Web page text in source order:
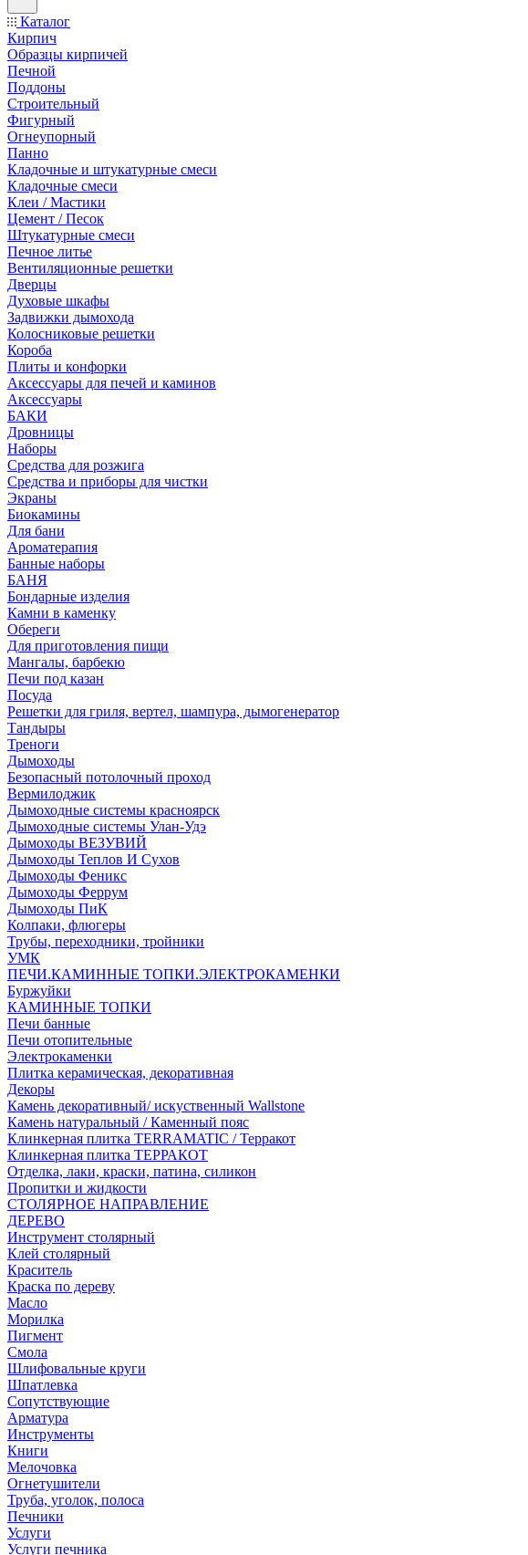
Каталог
Кирпич
Образцы кирпичей
Печной
Поддоны
Строительный
Фигурный
Огнеупорный
Панно
Кладочные и штукатурные смеси
Кладочные смеси
Клеи / Мастики
Цемент / Песок
Штукатурные смеси
Печное литье
Вентиляционные решетки
Дверцы
Духовые шкафы
Задвижки дымохода
Колосниковые решетки
Короба
Плиты и конфорки
Аксессуары для печей и каминов
Аксессуары
БАКИ
Дровницы
Наборы
Средства для розжига
Средства и приборы для чистки
Экраны
Биокамины
Для бани
Ароматерапия
Банные наборы
БАНЯ
Бондарные изделия
Камни в каменку
Обереги
Для приготовления пищи
Мангалы, барбекю
Печи под казан
Посуда
Решетки для гриля, вертел, шампура, дымогенератор
Тандыры
Треноги
Дымоходы
Безопасный потолочный проход
Вермилоджик
Дымоходные системы красноярск
Дымоходные системы Улан-Удэ
Дымоходы ВЕЗУВИЙ
Дымоходы Теплов И Сухов
Дымоходы Феникс
Дымоходы Феррум
Дымоходы ПиК
Колпаки, флюгеры
Трубы, переходники, тройники
УМК
ПЕЧИ.КАМИННЫЕ ТОПКИ.ЭЛЕКТРОКАМЕНКИ
Буржуйки
КАМИННЫЕ ТОПКИ
Печи банные
Печи отопительные
Электрокаменки
Плитка керамическая, декоративная
Декоры
Камень декоративный/ искуственный Wallstone
Камень натуральный / Каменный пояс
Клинкерная плитка TERRAMATIC / Терракот
Клинкерная плитка ТЕРРАКОТ
Отделка, лаки, краски, патина, силикон
Пропитки и жидкости
СТОЛЯРНОЕ НАПРАВЛЕНИЕ
ДЕРЕВО
Инструмент столярный
Клей столярный
Краситель
Краска по дереву
Масло
Морилка
Пигмент
Смола
Шлифовальные круги
Шпатлевка
Сопутствующие
Арматура
Инструменты
Книги
Мелочовка
Огнетушители
Труба, уголок, полоса
Печники
Услуги
Услуги печника